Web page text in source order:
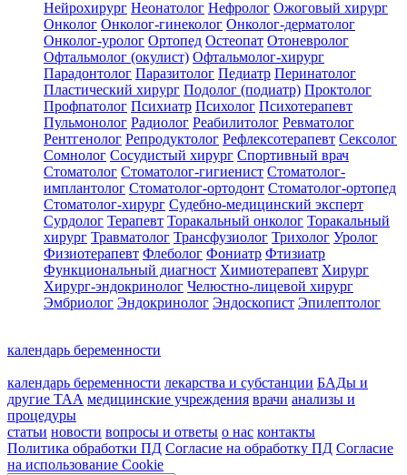
Нейрохирург Неонатолог Нефролог Ожоговый хирург
Онколог Онколог-гинеколог Онколог-дерматолог
Онколог-уролог Ортопед Остеопат Отоневролог
Офтальмолог (окулист) Офтальмолог-хирург
Парадонтолог Паразитолог Педиатр Перинатолог
Пластический хирург Подолог (подиатр) Проктолог
Профпатолог Психиатр Психолог Психотерапевт
Пульмонолог Радиолог Реабилитолог Ревматолог
Рентгенолог Репродуктолог Рефлексотерапевт Сексолог
Сомнолог Сосудистый хирург Спортивный врач
Стоматолог Стоматолог-гигиенист Стоматолог-
имплантолог Стоматолог-ортодонт Стоматолог-ортопед
Стоматолог-хирург Судебно-медицинский эксперт
Сурдолог Терапевт Торакальный онколог Торакальный
хирург Травматолог Трансфузиолог Трихолог Уролог
Физиотерапевт Флеболог Фониатр Фтизиатр
Функциональный диагност Химиотерапевт Хирург
Хирург-эндокринолог Челюстно-лицевой хирург
Эмбриолог Эндокринолог Эндоскопист Эпилептолог
календарь беременности
календарь беременности лекарства и субстанции БАДы и
другие ТАА медицинские учреждения врачи анализы и
процедуры
статьи новости вопросы и ответы о нас контакты
Политика обработки ПД Согласие на обработку ПД Согласие
на использование Cookie